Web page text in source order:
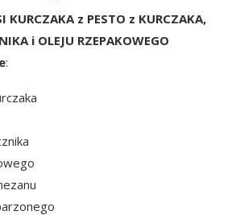
KURCZAKA z PESTO z KURCZAKA,
i OLEJU RZEPAKOWEGO
: